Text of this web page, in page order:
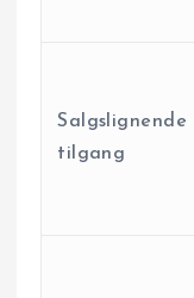
Salgslignende
tilgang